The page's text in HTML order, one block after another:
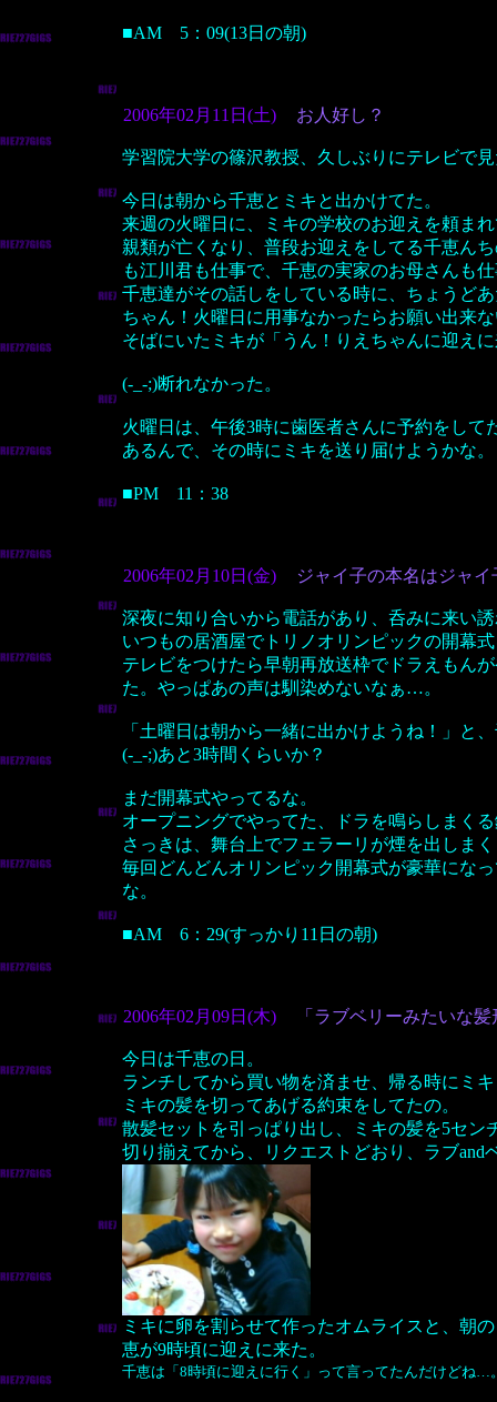
■AM 5：09(13日の朝)
2006年02月11日(土) お人好し？
学習院大学の篠沢教授、久しぶりにテレビで
今日は朝から千恵とミキと出かけてた。
来週の火曜日に、ミキの学校のお迎えを頼ま
親類が亡くなり、普段お迎えをしてる千恵ん
も江川君も仕事で、千恵の実家のお母さんも
千恵達がその話しをしている時に、ちょうど
ちゃん！火曜日に用事なかったらお願い出来
そばにいたミキが「うん！りえちゃんに迎え
(-_-;)断れなかった。
火曜日は、午後3時に歯医者さんに予約をし
あるんで、その時にミキを送り届けようかな。
■PM 11：38
2006年02月10日(金) ジャイ子の本名はジャイ
深夜に知り合いから電話があり、呑みに来い
いつもの居酒屋でトリノオリンピックの開幕
テレビをつけたら早朝再放送枠でドラえもん
た。やっぱあの声は馴染めないなぁ…。
「土曜日は朝から一緒に出かけようね！」と
(-_-;)あと3時間くらいか？
まだ開幕式やってるな。
オープニングでやってた、ドラを鳴らしまく
さっきは、舞台上でフェラーリが煙を出しま
毎回どんどんオリンピック開幕式が豪華にな
な。
■AM 6：29(すっかり11日の朝)
2006年02月09日(木) 「ラブベリーみたいな髪
今日は千恵の日。
ランチしてから買い物を済ませ、帰る時にミ
ミキの髪を切ってあげる約束をしてたの。
散髪セットを引っぱり出し、ミキの髪を5セン
切り揃えてから、リクエストどおり、ラブ
ミキに卵を割らせて作ったオムライスと、朝
恵が9時頃に迎えに来た。
千恵は「8時頃に迎えに行く」って言ってたんだけどね…